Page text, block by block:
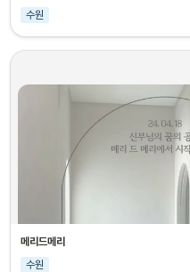
수원
메리드메리
수원